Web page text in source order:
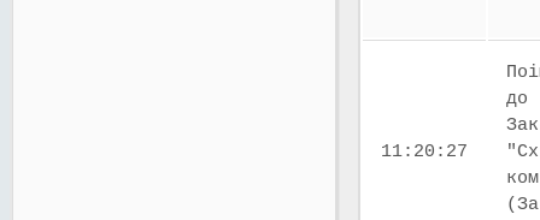
11:20:27
до